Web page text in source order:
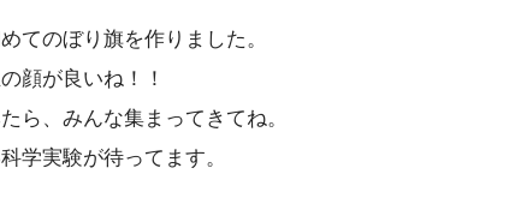
てのぼり旗を作りました。
顔が良いね！！
ら、みんな集まってきてね。
学実験が待ってます。